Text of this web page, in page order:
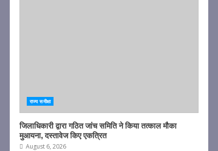
राज्य समीक्षा
जिलाधिकारी द्वारा गठित जांच समिति ने किया तत्काल मौका
मुआयना, दस्तावेज किए एकत्रित
August 6, 2026